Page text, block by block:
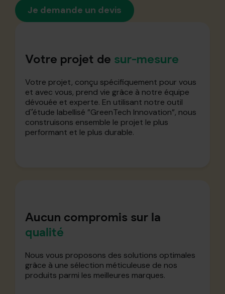
Je demande un devis
Votre projet de sur-mesure
Votre projet, conçu spécifiquement pour vous
et avec vous, prend vie grâce à notre équipe
dévouée et experte. En utilisant notre outil
d`'étude labellisé ”GreenTech Innovation”, nous
construisons ensemble le projet le plus
performant et le plus durable.
Aucun compromis sur la
qualité
Nous vous proposons des solutions optimales
grâce à une sélection méticuleuse de nos
produits parmi les meilleures marques.